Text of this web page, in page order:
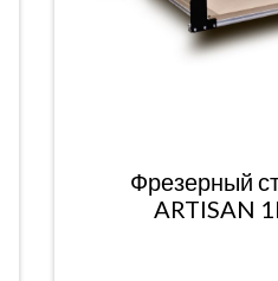
Фрезерный
ARTISAN